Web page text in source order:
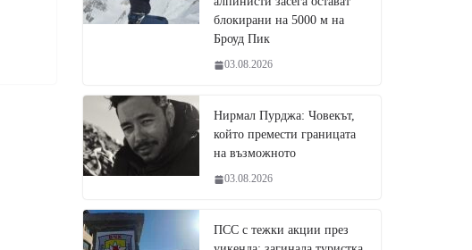
блокирани на 5000 м на
Броуд Пик
03.08.2026
Нирмал Пурджа: Човекът,
който премести границата
на възможното
03.08.2026
ПСС с тежки акции през